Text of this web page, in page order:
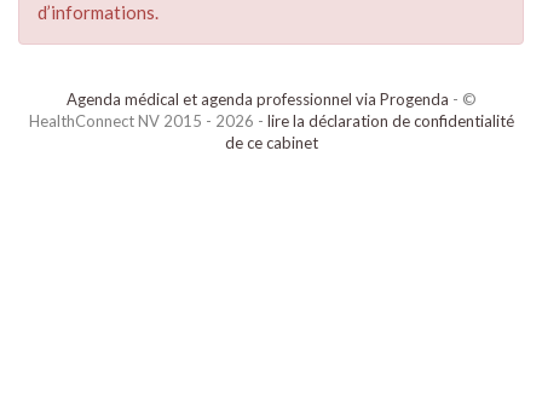
d’informations.
Agenda médical et agenda professionnel via Progenda - ©
HealthConnect NV 2015 - 2026 - lire la déclaration de confidentialité
de ce cabinet